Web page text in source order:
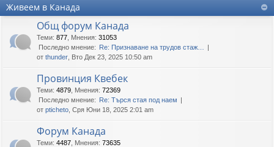
Живеем в Канада
Общ форум Канада
Теми: 877 Мнения: 31053
Последно мнение: Re: Признаване на трудов стаж…
от thunder , Вто Дек 23, 2025 10:50 am
Провинция Квебек
Теми: 4879 Мнения: 72369
Последно мнение: Re: Търся стая под наем
от pticheto , Сря Юни 18, 2025 2:01 am
Форум Канада
Теми: 4487 Мнения: 73635